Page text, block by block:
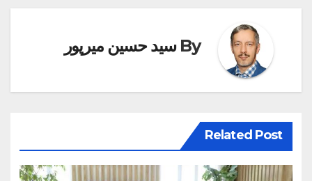
By سید حسین میرپور
Related Post